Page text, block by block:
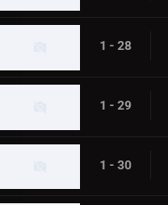
1 - 28
1 - 29
1 - 30